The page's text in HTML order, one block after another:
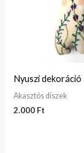
Nyuszi dekoráció
Akasztós díszek
2.000 Ft